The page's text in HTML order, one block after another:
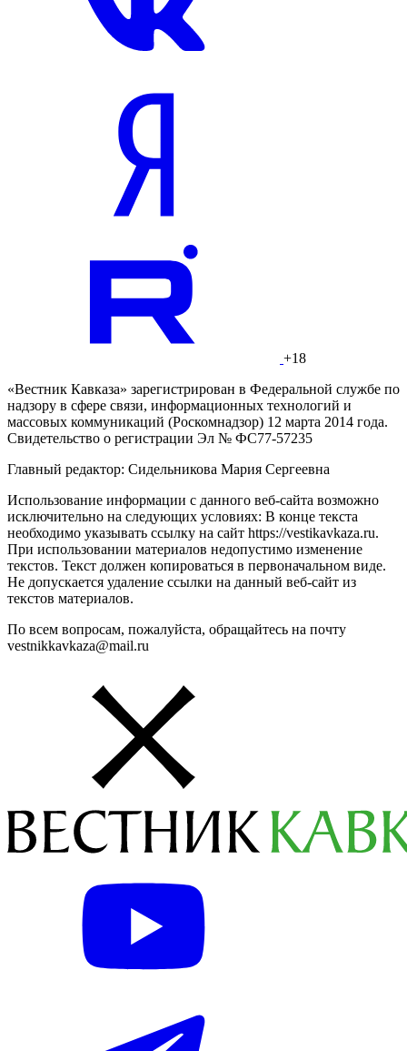
+18
«Вестник Кавказа» зарегистрирован в Федеральной службе по
надзору в сфере связи, информационных технологий и
массовых коммуникаций (Роскомнадзор) 12 марта 2014 года.
Свидетельство о регистрации Эл № ФС77-57235
Главный редактор: Сидельникова Мария Сергеевна
Использование информации с данного веб-сайта возможно
исключительно на следующих условиях: В конце текста
необходимо указывать ссылку на сайт https://vestikavkaza.ru.
При использовании материалов недопустимо изменение
текстов. Текст должен копироваться в первоначальном виде.
Не допускается удаление ссылки на данный веб-сайт из
текстов материалов.
По всем вопросам, пожалуйста, обращайтесь на почту
vestnikkavkaza@mail.ru